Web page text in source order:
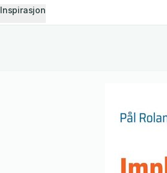
Inspirasjon